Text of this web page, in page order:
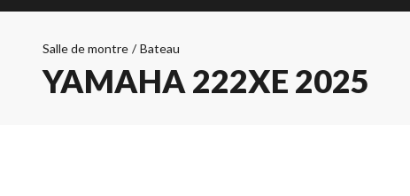
Salle de montre / Bateau
YAMAHA 222XE 2025